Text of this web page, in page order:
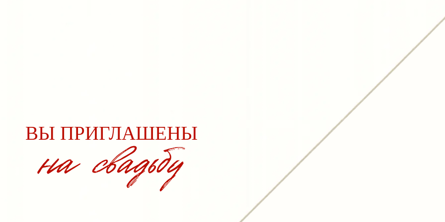
ВЫ ПРИГЛАШЕНЫ
23 июля
2026